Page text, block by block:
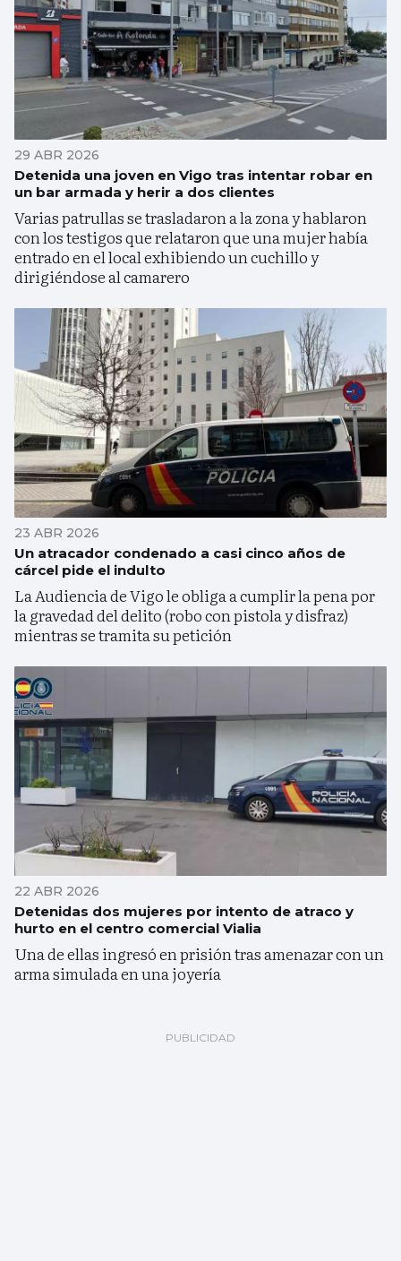
29 ABR 2026
Detenida una joven en Vigo tras intentar robar en
un bar armada y herir a dos clientes
Varias patrullas se trasladaron a la zona y hablaron
con los testigos que relataron que una mujer había
entrado en el local exhibiendo un cuchillo y
dirigiéndose al camarero
23 ABR 2026
Un atracador condenado a casi cinco años de
cárcel pide el indulto
La Audiencia de Vigo le obliga a cumplir la pena por
la gravedad del delito (robo con pistola y disfraz)
mientras se tramita su petición
22 ABR 2026
Detenidas dos mujeres por intento de atraco y
hurto en el centro comercial Vialia
Una de ellas ingresó en prisión tras amenazar con un
arma simulada en una joyería